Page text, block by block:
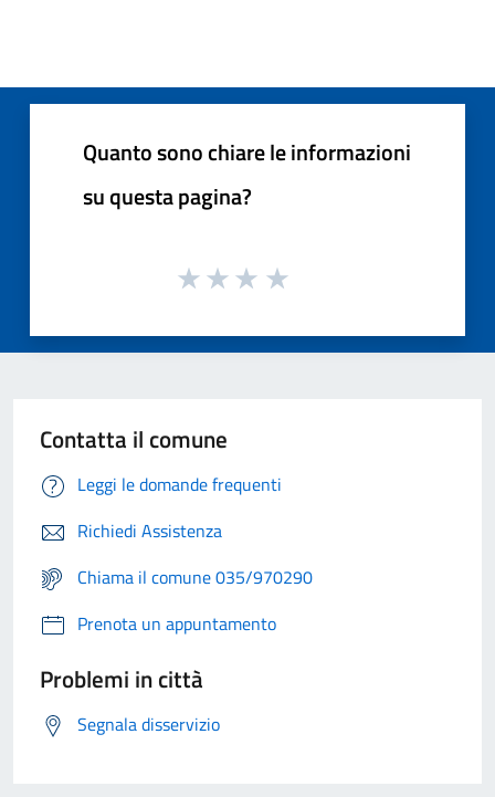
Quanto sono chiare le informazioni
su questa pagina?
Contatta il comune
Leggi le domande frequenti
Richiedi Assistenza
Chiama il comune 035/970290
Prenota un appuntamento
Problemi in città
Segnala disservizio